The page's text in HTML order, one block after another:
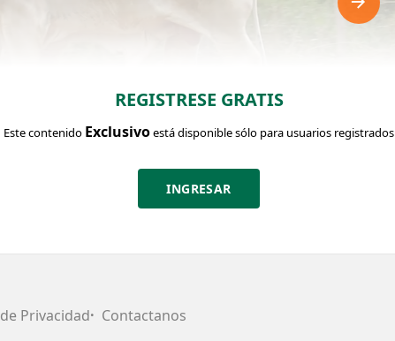
REGISTRESE GRATIS
Este contenido Exclusivoestá disponible sólo para usuarios registrados
INGRESAR
Privacidad Contactanos